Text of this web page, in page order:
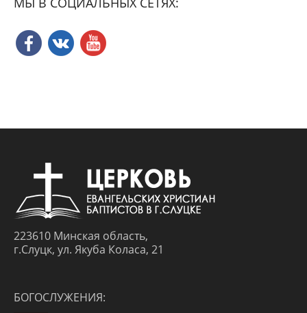
223610 Минская область,
г.Слуцк, ул. Якуба Коласа, 21
БОГОСЛУЖЕНИЯ: